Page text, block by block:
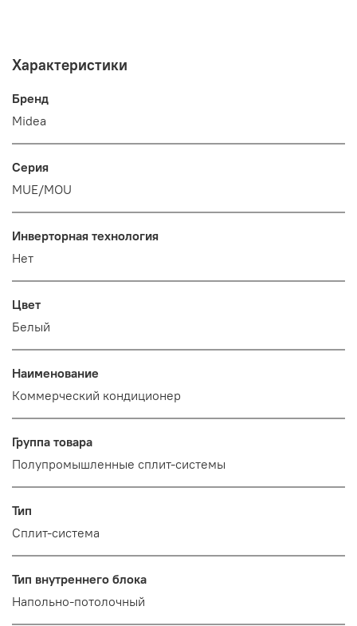
Характеристики
Бренд
Midea
Серия
MUE/MOU
Инверторная технология
Нет
Цвет
Белый
Наименование
Коммерческий кондиционер
Группа товара
Полупромышленные сплит-системы
Тип
Сплит-система
Тип внутреннего блока
Напольно-потолочный